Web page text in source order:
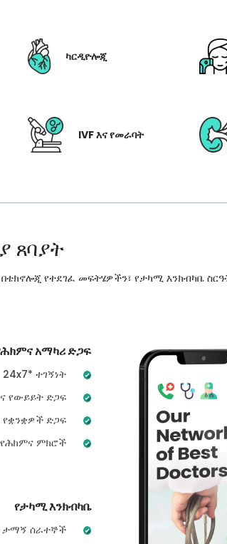
ካርዲዮሎጂ
IVF እና የመራባት
ጸባያት
የተደገፈ መፍትሄዎችን፣ የታካሚ እንክብካቤ
አማካሪ ድጋፍ
24x7* ተገኝነት
የውይይት ድጋፍ
የቋንቋዎች ድጋፍ
የሕክምና ምክሮች
የታካሚ እንክብካቤ
ታማኝ ሰራተኞች